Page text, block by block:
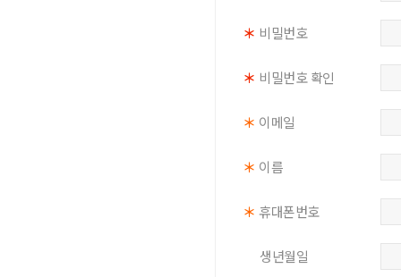
＊ 비밀번호
＊ 비밀번호 확인
＊ 이메일
＊ 이름
＊ 휴대폰번호
생년월일